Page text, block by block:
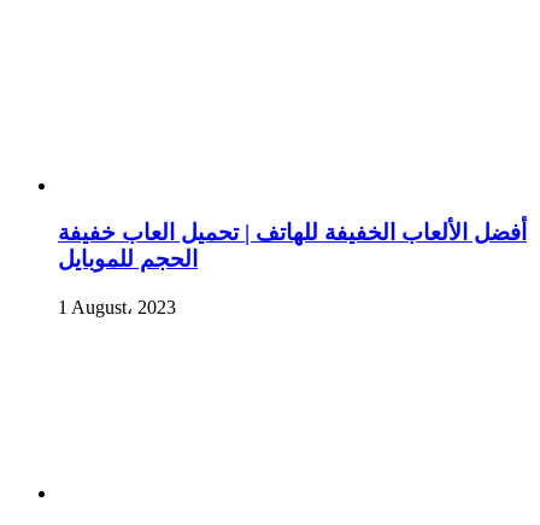
أفضل الألعاب الخفيفة للهاتف | تحميل العاب خفيفة
الحجم للموبايل
1 August، 2023